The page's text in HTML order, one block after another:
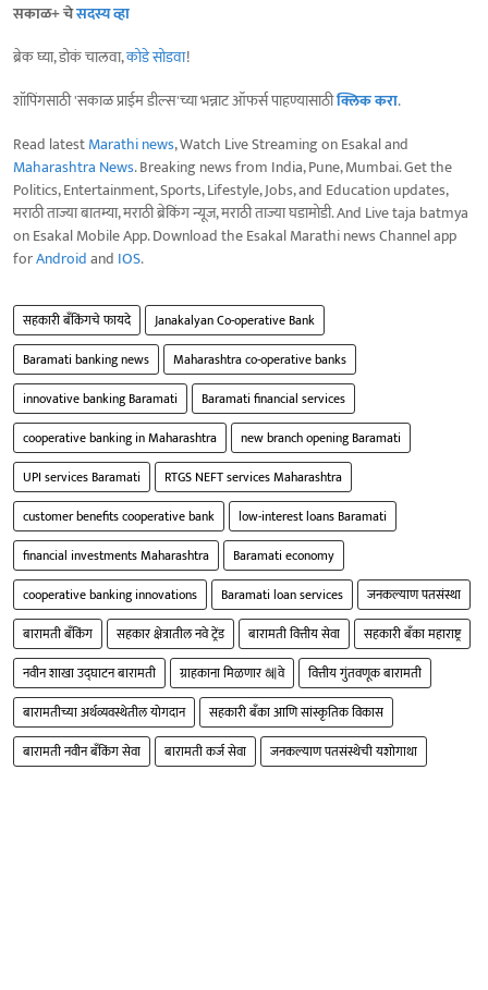
सकाळ+ चेसदस्य व्हा
ब्रेक घ्या, डोकं चालवा,कोडे सोडवा!
शॉपिंगसाठी 'सकाळ प्राईम डील्स'च्या भन्नाट ऑफर्स पाहण्यासाठीक्लिक करा.
Read latestMarathi news, Watch Live Streaming on Esakal and
Maharashtra News. Breaking news from India, Pune, Mumbai. Get the
Politics, Entertainment, Sports, Lifestyle, Jobs, and Education updates,
मराठी ताज्या बातम्या, मराठी ब्रेकिंग न्यूज, मराठी ताज्या घडामोडी. And Live taja batmya
on Esakal Mobile App. Download the Esakal Marathi news Channel app
forAndroidand IOS.
सहकारी बँकिंगचे फायदे
Janakalyan Co-operative Bank
Baramati banking news
Maharashtra co-operative banks
innovative banking Baramati
Baramati financial services
cooperative banking in Maharashtra
new branch opening Baramati
UPI services Baramati
RTGS NEFT services Maharashtra
customer benefits cooperative bank
low-interest loans Baramati
financial investments Maharashtra
Baramati economy
cooperative banking innovations
Baramati loan services
जनकल्याण पतसंस्था
बारामती बँकिंग
सहकार क्षेत्रातील नवे ट्रेंड बारामती वित्तीय सेवा
सहकारी बँका महाराष्ट्र
नवीन शाखा उद्घाटन बारामती
ग्राहकाना मिळणार 혜वे
वित्तीय गुंतवणूक बारामती
बारामतीच्या अर्थव्यवस्थेतील योगदान
सहकारी बँका आणि सांस्कृतिक विकास
बारामती नवीन बँकिंग सेवा
बारामती कर्ज सेवा जनकल्याण पतसंस्थेची यशोगाथा